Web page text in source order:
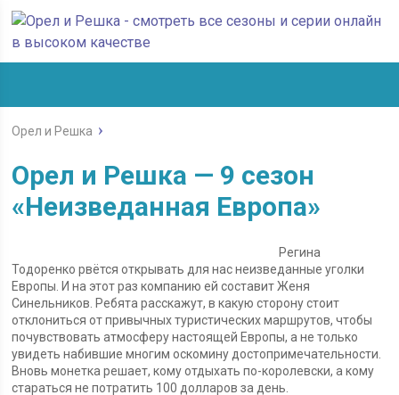
Орел и Решка
Орел и Решка — 9 сезон
«Неизведанная Европа»
Регина
Тодоренко рвётся открывать для нас неизведанные уголки
Европы. И на этот раз компанию ей составит Женя
Синельников. Ребята расскажут, в какую сторону стоит
отклониться от привычных туристических маршрутов, чтобы
почувствовать атмосферу настоящей Европы, а не только
увидеть набившие многим оскомину достопримечательности.
Вновь монетка решает, кому отдыхать по-королевски, а кому
стараться не потратить 100 долларов за день.